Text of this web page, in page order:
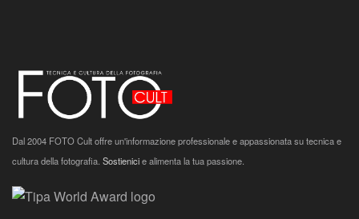
Dal 2004 FOTO Cult offre un'informazione professionale e appassionata su tecnica e
cultura della fotografia. Sostienicie alimenta la tua passione.